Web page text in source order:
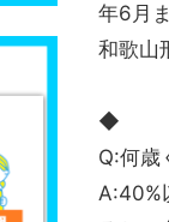
年6月
和歌山
◆
Q:何歳
A:40%